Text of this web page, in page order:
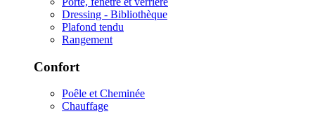
Dressing - Bibliothèque
Plafond tendu
Rangement
Confort
Poêle et Cheminée
Chauffage